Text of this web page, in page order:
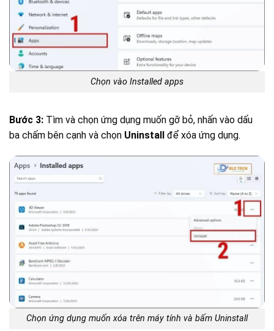
Chọn vào Installed apps
Bước 3: Tìm và chọn ứng dụng muốn gỡ bỏ, nhấn vào dấu
ba chấm bên cạnh và chọn Uninstall để xóa ứng dụng.
Chọn ứng dụng muốn xóa trên máy tính và bấm Uninstall